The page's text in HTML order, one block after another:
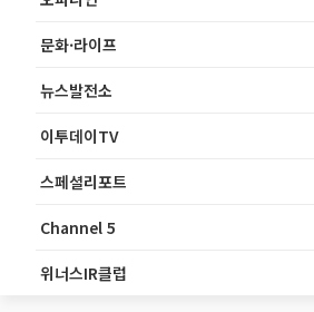
문화·라이프
뉴스발전소
이투데이TV
스페셜리포트
Channel 5
위너스IR클럽